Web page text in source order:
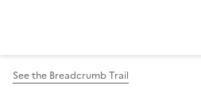
See the Breadcrumb Trail